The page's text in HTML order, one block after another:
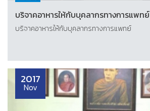
บริจาคอาหารให้กับบุคลากรทางการแพทย์
บริจาคอาหารให้กับบุคลากรทางการแพทย์
2017
Nov